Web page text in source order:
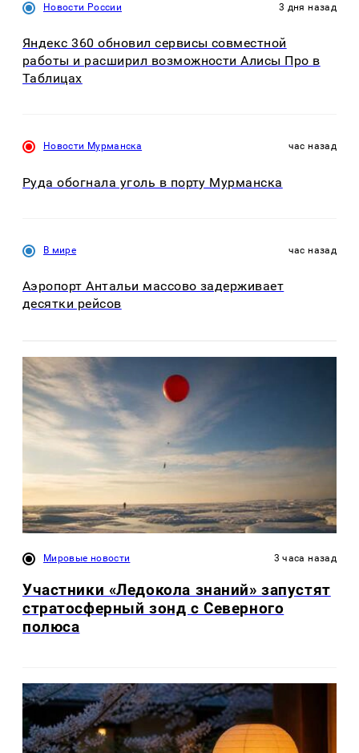
Новости России 3 дня назад
Яндекс 360 обновил сервисы совместной
работы и расширил возможности Алисы Про в
Таблицах
Новости Мурманска час назад
Руда обогнала уголь в порту Мурманска
В мире час назад
Аэропорт Антальи массово задерживает
десятки рейсов
Мировые новости 3 часа назад
Участники «Ледокола знаний» запустят
стратосферный зонд с Северного
полюса